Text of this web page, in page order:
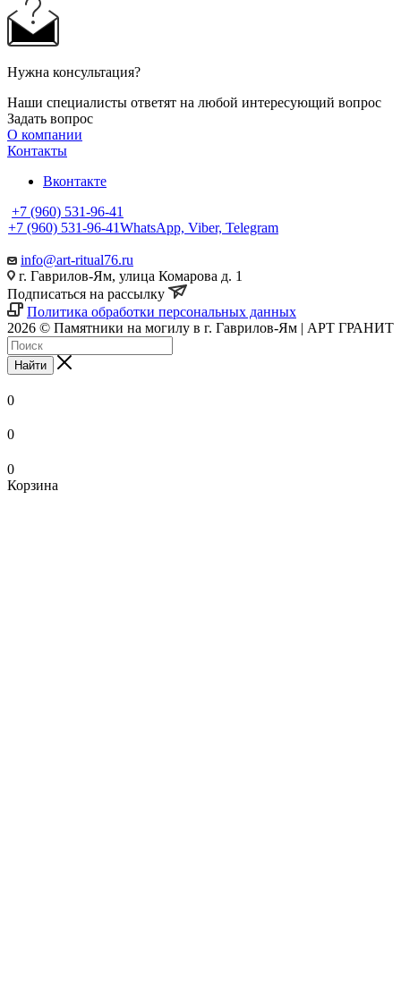
Нужна консультация?
Наши специалисты ответят на любой интересующий вопрос
Задать вопрос
О компании
Контакты
Вконтакте
+7 (960) 531-96-41
+7 (960) 531-96-41WhatsApp, Viber, Telegram
info@art-ritual76.ru
г. Гаврилов-Ям, улица Комарова д. 1
Подписаться на рассылку
Политика обработки персональных данных
2026 © Памятники на могилу в г. Гаврилов-Ям | АРТ ГРАНИТ
Найти
0
0
0
Корзина